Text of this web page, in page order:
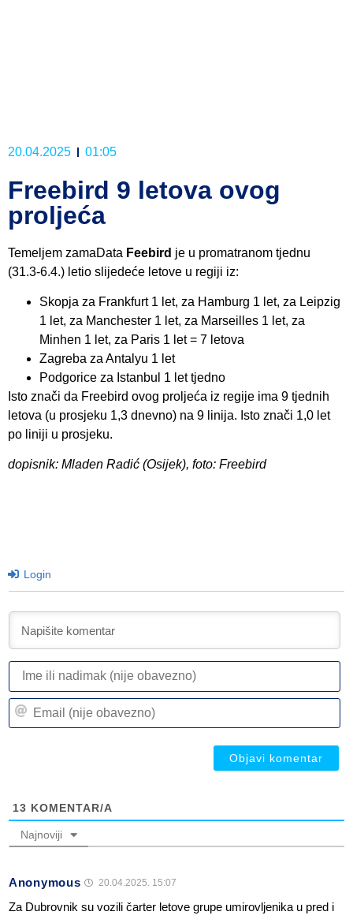
20.04.2025 01:05
Freebird 9 letova ovog
proljeća
Temeljem zamaData Feebird je u promatranom tjednu
(31.3-6.4.) letio slijedeće letove u regiji iz:
Skopja za Frankfurt 1 let, za Hamburg 1 let, za Leipzig
1 let, za Manchester 1 let, za Marseilles 1 let, za
Minhen 1 let, za Paris 1 let = 7 letova
Zagreba za Antalyu 1 let
Podgorice za Istanbul 1 let tjedno
Isto znači da Freebird ovog proljeća iz regije ima 9 tjednih
letova (u prosjeku 1,3 dnevno) na 9 linija. Isto znači 1,0 let
po liniji u prosjeku.
dopisnik: Mladen Radić (Osijek), foto: Freebird
Login
13 KOMENTAR/A
Najnoviji
Anonymous 20.04.2025. 15:07
Za Dubrovnik su vozili čarter letove grupe umirovljenika u pred i